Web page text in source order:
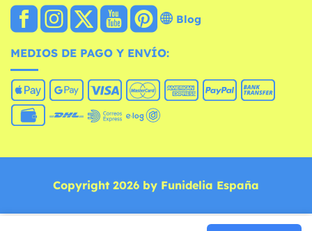
Blog
MEDIOS DE PAGO Y ENVÍO:
Copyright 2026 by Funidelia España